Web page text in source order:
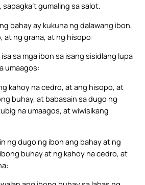
sapagka’t gumaling sa salot.
bahay ay kukuha ng dalawang ibon,
at ng grana, at ng hisopo:
sa mga ibon sa isang sisidlang lupa
umaagos:
kahoy na cedro, at ang hisopo, at
buhay, at babasain sa dugo ng
na umaagos, at wiwisikang
ng dugo ng ibon ang bahay at ng
buhay at ng kahoy na cedro, at